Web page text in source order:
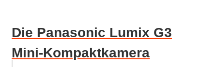
Die Panasonic Lumix G3
Mini-Kompaktkamera